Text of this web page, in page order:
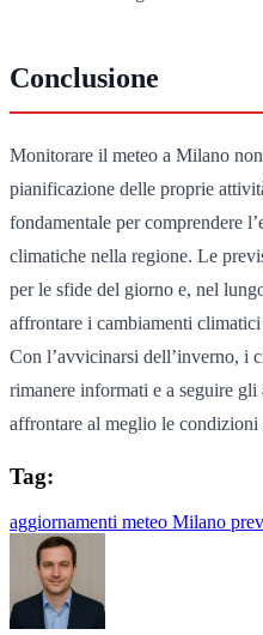
Conclusione
Monitorare il meteo a Milano
pianificazione delle proprie
fondamentale per comprendere
climatiche nella regione. Le
per le sfide del giorno e, nel
affrontare i cambiamenti
Con l’avvicinarsi dell’inverno, i
rimanere informati e a seguire
affrontare al meglio le condizioni
Tag:
aggiornamenti meteo Milano